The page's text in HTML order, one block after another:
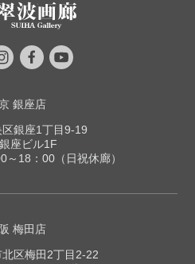
銀座店
銀座1丁目9-19
座ビル1F
～18：00（日祝休廊）
梅田店
区梅田2丁目2-22